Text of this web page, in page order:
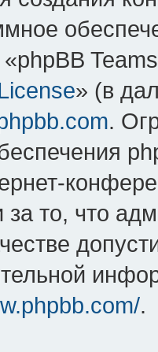
» (в
.
за то, что
.